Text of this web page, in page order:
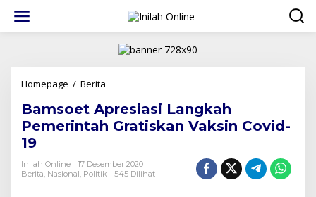
konten
Homepage / Berita
Langkah
Pemerintah
Gratiskan
Covid-
19
Bamsoet Apresiasi Langkah
Pemerintah Gratiskan Vaksin Covid-
19
Inilah Online
17 Desember 2020
Berita, Nasional, Politik 545 Dilihat